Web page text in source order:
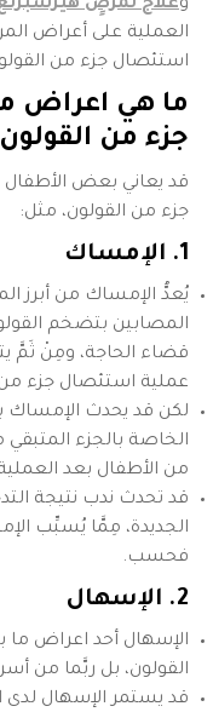
وعلاجٌ لمرضٍ
العملية على أعراض
استئصال جزء من
ما هي اعراض
جزء من القولون
قد يعاني بعض
جزء من القولون، مثل:
1. الإمساك
يُعدُّ الإمساك من أبرز
المصابين بتضخم
قضاء الحاجة، ومِنْ ثَمَّ
عملية استئصال جزء من
لكن قد يحدث الإمساك
من الأطفال بعد
قد تحدث ندب نتيجة
الجديدة، مِمَّا يُسبِّب
فحسب.
2. الإسهال
الإسهال أحد اعراض
القولون، بل ربَّما من
قد يستمر الإسهال لدى